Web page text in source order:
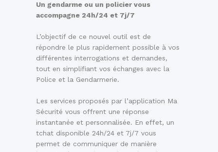
Un gendarme ou un policier vous
accompagne 24h/24 et 7j/7
L’objectif de ce nouvel outil est de
répondre le plus rapidement possible à vos
différentes interrogations et demandes,
tout en simplifiant vos échanges avec la
Police et la Gendarmerie.
Les services proposés par l’application Ma
Sécurité vous offrent une réponse
instantanée et personnalisée. En effet, un
tchat disponible 24h/24 et 7j/7 vous
permet de communiquer de manière